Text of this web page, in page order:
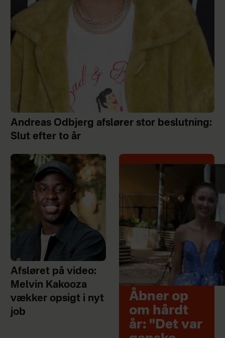
Andreas Odbjerg afslører stor beslutning:
Slut efter to år
Afsløret på video:
Melvin Kakooza
vækker opsigt i nyt
job
Åbner op
om hårdt
år: "Det var